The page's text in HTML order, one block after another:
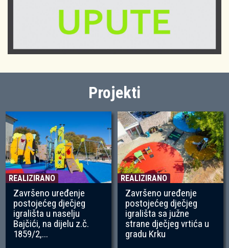
Projekti
REALIZIRANO
Završeno uređenje
postojećeg dječjeg
igrališta u naselju
Bajčići, na dijelu z.č.
1859/2,...
REALIZIRANO
Završeno uređenje
postojećeg dječjeg
igrališta sa južne
strane dječjeg vrtića u
gradu Krku